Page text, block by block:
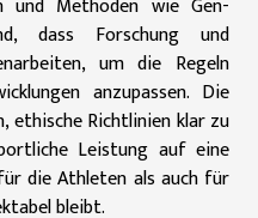
und Methoden wie Gen-
dass Forschung und
um die Regeln
anzupassen. Die
ethische Richtlinien klar zu
Leistung auf eine
die Athleten als auch für
bleibt.